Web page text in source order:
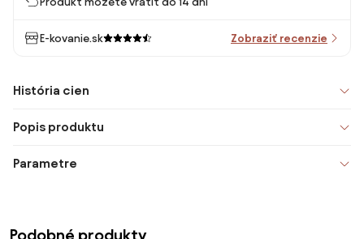
E-kovanie.sk Zobraziť recenzie
História cien
Popis produktu
Parametre
Podobné produkty